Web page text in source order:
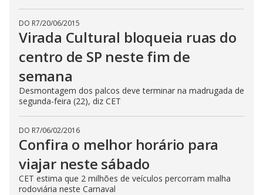
DO R7/20/06/2015
Virada Cultural bloqueia ruas do
centro de SP neste fim de
semana
Desmontagem dos palcos deve terminar na madrugada de
segunda-feira (22), diz CET
DO R7/06/02/2016
Confira o melhor horário para
viajar neste sábado
CET estima que 2 milhões de veículos percorram malha
rodoviária neste Carnaval